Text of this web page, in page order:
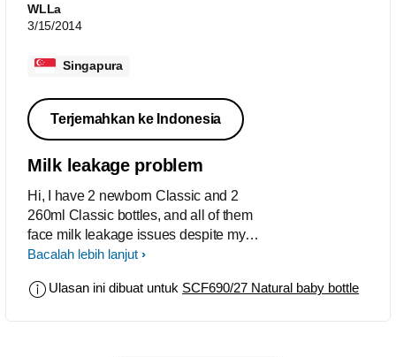
WLLa
3/15/2014
Singapura
Terjemahkan ke Indonesia
Milk leakage problem
Hi, I have 2 newborn Classic and 2
260ml Classic bottles, and all of them
face milk leakage issues despite my
adhering the assembly and use
leakage almost during each feed.
Bacalah lebih lanjut
Ulasan ini dibuat untuk SCF690/27 Natural baby bottle